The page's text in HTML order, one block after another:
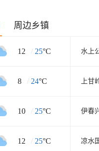
周边乡镇
12 / 25°C 水上
8 / 24°C
10 / 25°C 伊春
12 / 25°C 凉水